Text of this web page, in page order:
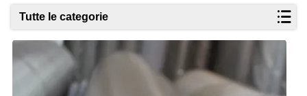
Tutte le categorie